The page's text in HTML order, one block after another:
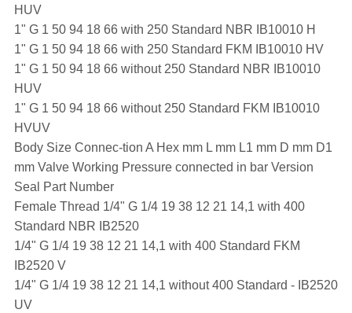
HUV
1" G 1 50 94 18 66 with 250 Standard NBR IB10010 H
1" G 1 50 94 18 66 with 250 Standard FKM IB10010 HV
1" G 1 50 94 18 66 without 250 Standard NBR IB10010
HUV
1" G 1 50 94 18 66 without 250 Standard FKM IB10010
HVUV
Body Size Connec-tion A Hex mm L mm L1 mm D mm D1
mm Valve Working Pressure connected in bar Version
Seal Part Number
Female Thread 1/4" G 1/4 19 38 12 21 14,1 with 400
Standard NBR IB2520
1/4" G 1/4 19 38 12 21 14,1 with 400 Standard FKM
IB2520 V
1/4" G 1/4 19 38 12 21 14,1 without 400 Standard - IB2520
UV